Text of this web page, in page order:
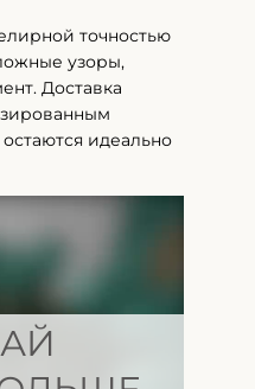
точностью
узоры,
Доставка
идеально